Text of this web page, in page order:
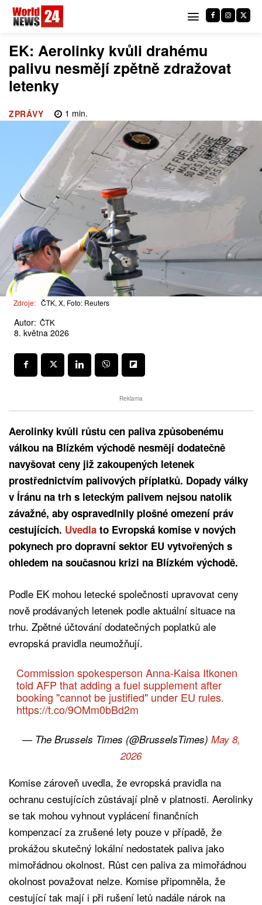
EK: Aerolinky kvůli drahému
palivu nesmějí zpětně zdražovat
letenky
ZPRÁVY 1 min.
Zdroje: ČTK, X, Foto: Reuters
Autor: ČTK
8. května 2026
Reklama
Aerolinky kvůli růstu cen paliva způsobenému
válkou na Blízkém východě nesmějí dodatečně
navyšovat ceny již zakoupených letenek
prostřednictvím palivových příplatků. Dopady války
v Íránu na trh s leteckým palivem nejsou natolik
závažné, aby ospravedlnily plošné omezení práv
cestujících. Uvedla to Evropská komise v nových
pokynech pro dopravní sektor EU vytvořených s
ohledem na současnou krizi na Blízkém východě.
Podle EK mohou letecké společnosti upravovat ceny
nově prodávaných letenek podle aktuální situace na
trhu. Zpětné účtování dodatečných poplatků ale
evropská pravidla neumožňují.
Commission spokesperson Anna-Kaisa Itkonen
told AFP that adding a fuel supplement after
booking "cannot be justified" under EU rules.
https://t.co/9OMm0bBd2m
— The Brussels Times (@BrusselsTimes) May 8,
2026
Komise zároveň uvedla, že evropská pravidla na
ochranu cestujících zůstávají plně v platnosti. Aerolinky
se tak mohou vyhnout vyplácení finančních
kompenzací za zrušené lety pouze v případě, že
prokážou skutečný lokální nedostatek paliva jako
mimořádnou okolnost. Růst cen paliva za mimořádnou
okolnost považovat nelze. Komise připomněla, že
cestující tak mají i při rušení letů nadále nárok na